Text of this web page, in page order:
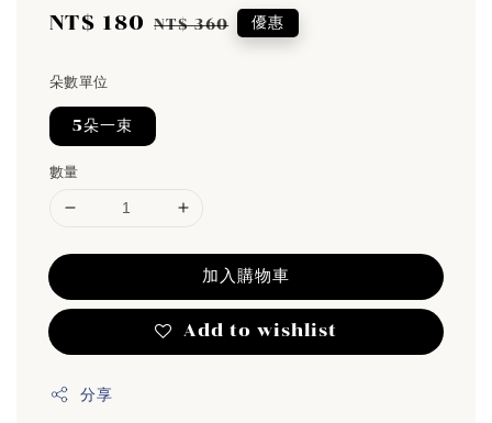
Sale
NT$ 180 Regular
NT$ 360 優惠
朵數單位
5朵一束
數量
加入購物車
Add to wishlist
分享